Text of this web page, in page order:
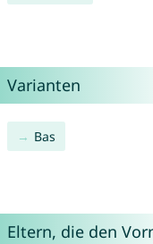
Varianten
Bas
Eltern, die den